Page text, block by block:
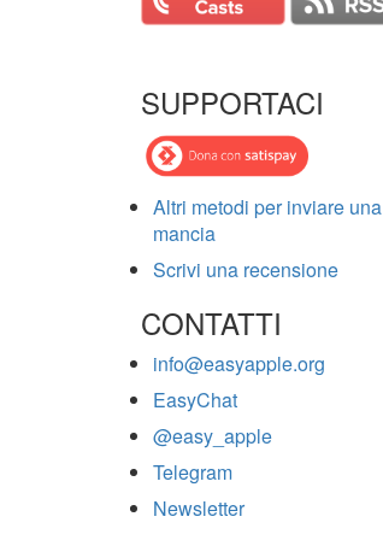
SUPPORTACI
Altri metodi per inviare una
mancia
Scrivi una recensione
CONTATTI
info@easyapple.org
EasyChat
@easy_apple
Telegram
Newsletter